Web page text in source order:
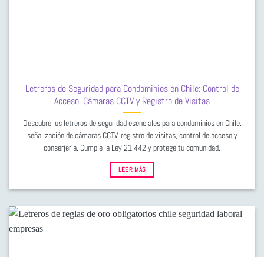
Letreros de Seguridad para Condominios en Chile: Control de
Acceso, Cámaras CCTV y Registro de Visitas
Descubre los letreros de seguridad esenciales para condominios en Chile:
señalización de cámaras CCTV, registro de visitas, control de acceso y
conserjería. Cumple la Ley 21.442 y protege tu comunidad.
LEER MÁS